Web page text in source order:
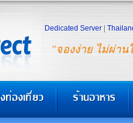
"จองง่าย ไม่ผ่าน
Dedicated Server